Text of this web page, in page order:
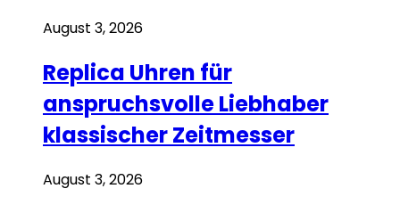
August 3, 2026
Replica Uhren für
anspruchsvolle Liebhaber
klassischer Zeitmesser
August 3, 2026